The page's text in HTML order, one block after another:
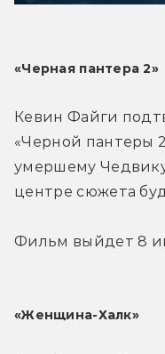
«Черная пантера 2»
Кевин Файги
«Черной пантеры
умершему
центре сюжета
Фильм выйдет 8
«Женщина-Халк»